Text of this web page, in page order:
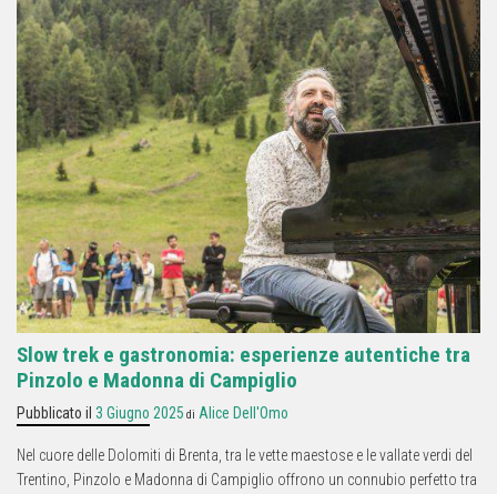
Slow trek e gastronomia: esperienze autentiche tra
Pinzolo e Madonna di Campiglio
Pubblicato il 3 Giugno 2025 di Alice Dell'Omo
Nel cuore delle Dolomiti di Brenta, tra le vette maestose e le vallate verdi del
Trentino, Pinzolo e Madonna di Campiglio offrono un connubio perfetto tra